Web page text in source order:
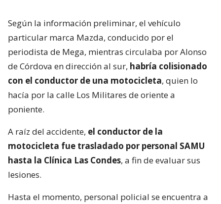
Según la información preliminar, el vehículo
particular marca Mazda, conducido por el
periodista de Mega, mientras circulaba por Alonso
de Córdova en dirección al sur, habría colisionado
con el conductor de una motocicleta, quien lo
hacía por la calle Los Militares de oriente a
poniente.
A raíz del accidente, el conductor de la
motocicleta fue trasladado por personal SAMU
hasta la Clínica Las Condes, a fin de evaluar sus
lesiones.
Hasta el momento, personal policial se encuentra a